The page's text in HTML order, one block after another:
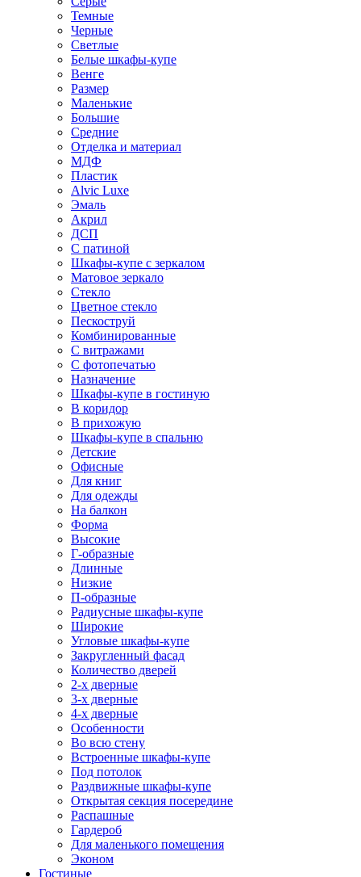
Темные
Черные
Светлые
Белые шкафы-купе
Венге
Размер
Маленькие
Большие
Средние
Отделка и материал
МДФ
Пластик
Alvic Luxe
Эмаль
Акрил
ДСП
С патиной
Шкафы-купе с зеркалом
Матовое зеркало
Стекло
Цветное стекло
Пескоструй
Комбинированные
С витражами
С фотопечатью
Назначение
Шкафы-купе в гостиную
В коридор
В прихожую
Шкафы-купе в спальню
Детские
Офисные
Для книг
Для одежды
На балкон
Форма
Высокие
Г-образные
Длинные
Низкие
П-образные
Радиусные шкафы-купе
Широкие
Угловые шкафы-купе
Закругленный фасад
Количество дверей
2-х дверные
3-х дверные
4-х дверные
Особенности
Во всю стену
Встроенные шкафы-купе
Под потолок
Раздвижные шкафы-купе
Открытая секция посередине
Распашные
Гардероб
Для маленького помещения
Эконом
Гостиные